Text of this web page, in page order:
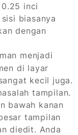
inci
biasanya
dengan
menjadi
di layar
kecil juga.
tampilan.
bawah kanan
tampilan
diedit. Anda